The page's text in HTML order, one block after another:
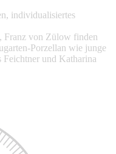
individualisiertes
Franz von Zülow finden
Porzellan wie junge
und Katharina